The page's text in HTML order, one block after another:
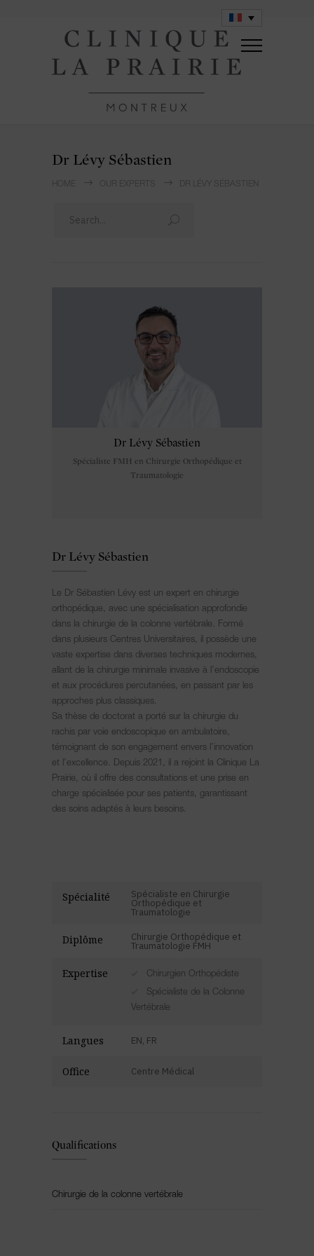
Dr Lévy Sébastien
OUR EXPERTS DR LÉVY SÉBASTIEN
Dr Lévy Sébastien
Spécialiste FMH en Chirurgie Orthopédique et
Traumatologie
Dr Lévy Sébastien
Le Dr Sébastien Lévy est un expert en chirurgie
orthopédique, avec une spécialisation approfondie
dans la chirurgie de la colonne vertébrale. Formé
dans plusieurs Centres Universitaires, il possède une
vaste expertise dans diverses techniques modernes,
allant de la chirurgie minimale invasive à l’endoscopie
et aux procédures percutanées, en passant par les
approches plus classiques.
Sa thèse de doctorat a porté sur la chirurgie du
rachis par voie endoscopique en ambulatoire,
témoignant de son engagement envers l’innovation
et l’excellence. Depuis 2021, il a rejoint la Clinique La
Prairie, où il offre des consultations et une prise en
charge spécialisée pour ses patients, garantissant
des soins adaptés à leurs besoins.
Spécialité Spécialiste en Chirurgie
Orthopédique et
Traumatologie
Diplôme Chirurgie Orthopédique et
Traumatologie FMH
Expertise
Chirurgien Orthopédiste
Spécialiste de la Colonne
Vertébrale
Langues EN, FR
Office Centre Médical
Qualifications
Chirurgie de la colonne vertébrale